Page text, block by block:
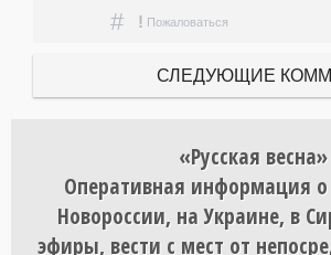
# ! Пожаловаться
СЛЕДУЮЩИЕ
«Русская
Оперативная информация о
Новороссии, на Украине, в
эфиры, вести с мест от